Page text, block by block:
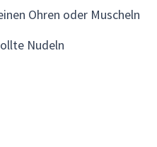
Ohren oder Muscheln
Nudeln